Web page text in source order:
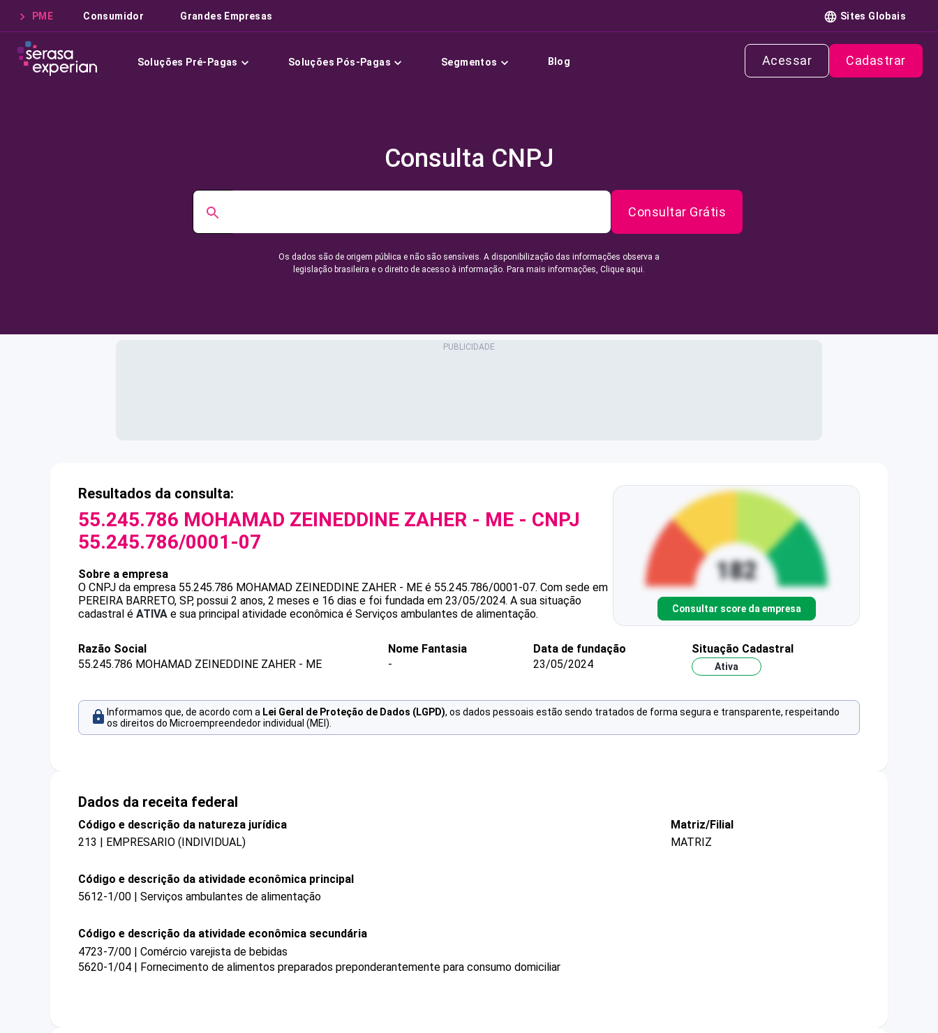
PME Consumidor Grandes Empresas Sites Globais
Soluções Pré-Pagas Soluções Pós-Pagas Segmentos Blog Acessar Cadastrar
Consulta CNPJ
Consultar Grátis
Os dados são de origem pública e não são sensíveis. A disponibilização das informações observa a
legislação brasileira e o direito de acesso à informação. Para mais informações, Clique aqui.
Resultados da consulta:
55.245.786 MOHAMAD ZEINEDDINE ZAHER - ME - CNPJ
55.245.786/0001-07
Sobre a empresa
O CNPJ da empresa 55.245.786 MOHAMAD ZEINEDDINE ZAHER - ME é 55.245.786/0001-07. Com sede em
PEREIRA BARRETO, SP, possui 2 anos, 2 meses e 16 dias e foi fundada em 23/05/2024. A sua situação
cadastral é ATIVA e sua principal atividade econômica é Serviços ambulantes de alimentação. Consultar score da empresa
Razão Social
55.245.786 MOHAMAD ZEINEDDINE ZAHER - ME
Nome Fantasia
-
Data de fundação
23/05/2024
Situação Cadastral
Ativa
Informamos que, de acordo com a Lei Geral de Proteção de Dados (LGPD), os dados pessoais estão sendo tratados de forma segura e transparente, respeitando
os direitos do Microempreendedor individual (MEI).
Dados da receita federal
Código e descrição da natureza jurídica
213 | EMPRESARIO (INDIVIDUAL)
Matriz/Filial
MATRIZ
Código e descrição da atividade econômica principal
5612-1/00 | Serviços ambulantes de alimentação
Código e descrição da atividade econômica secundária
4723-7/00 | Comércio varejista de bebidas
5620-1/04 | Fornecimento de alimentos preparados preponderantemente para consumo domiciliar